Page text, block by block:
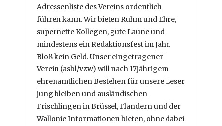
Adressenliste des Vereins ordentlich
führen kann. Wir bieten Ruhm und Ehre,
supernette Kollegen, gute Laune und
mindestens ein Redaktionsfest im Jahr.
Bloß kein Geld. Unser eingetragener
Verein (asbl/vzw) will nach 17jährigem
ehrenamtlichen Bestehen für unsere Leser
jung bleiben und ausländischen
Frischlingen in Brüssel, Flandern und der
Wallonie Informationen bieten, ohne dabei